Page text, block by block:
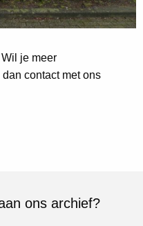
je meer
contact met ons
ons archief?